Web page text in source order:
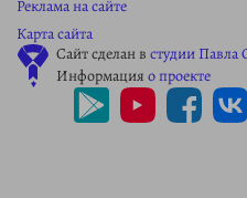
Реклама на сайте
Карта сайта
Сайт сделан в студии Павла
Информация о проекте